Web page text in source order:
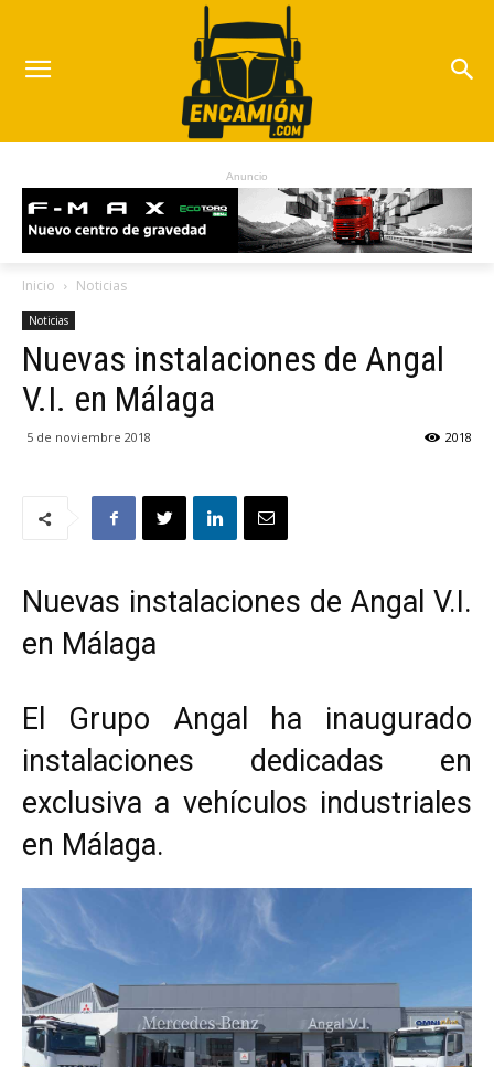
Anuncio
Inicio Noticias
Noticias
Nuevas instalaciones de Angal
V.I. en Málaga
5 de noviembre 2018 2018
Nuevas instalaciones de Angal V.I.
en Málaga
El Grupo Angal ha inaugurado
instalaciones dedicadas en
exclusiva a vehículos industriales
en Málaga.